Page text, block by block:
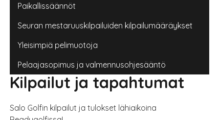
Paikallissäännöt
Seuran mestaruuskilpailuiden kilpailumääräykset
Yleisimpiä pelimuotoja
Pelaajasopimus ja valmennusohjesääntö
Kilpailut ja tapahtumat
Salo Golfin kilpailut ja tulokset lähiaikoina